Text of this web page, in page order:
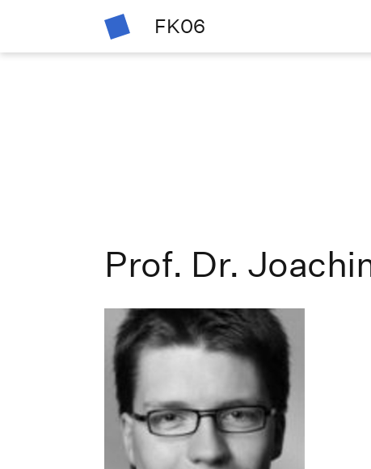
FK06
Prof. Dr.